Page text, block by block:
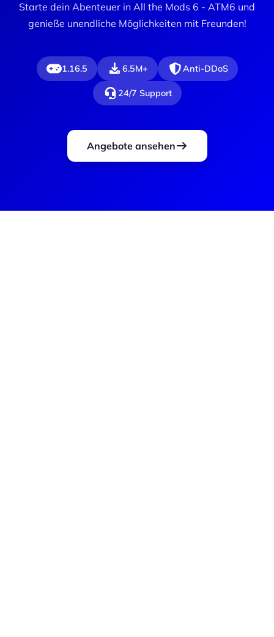
Starte dein Abenteuer in All the Mods 6 - ATM6 und
genieße unendliche Möglichkeiten mit Freunden!
1.16.5 6.5M+ Anti-DDoS
24/7 Support
Angebote ansehen